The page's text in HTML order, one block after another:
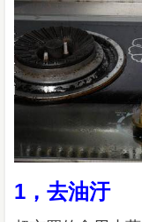
1，去油汙